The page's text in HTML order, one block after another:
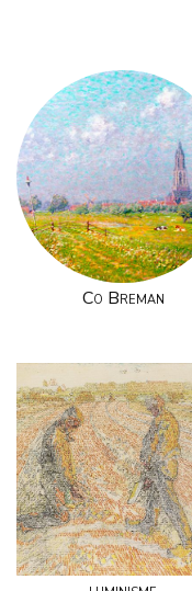
Co Breman